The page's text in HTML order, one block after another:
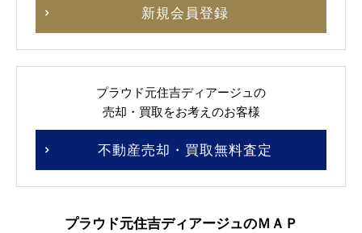
新規会員登録
プラウド元住吉ディアージュの
売却・買取をお考えのお客様
不動産売却・買取無料査定
プラウド元住吉ディアージュのＭＡＰ